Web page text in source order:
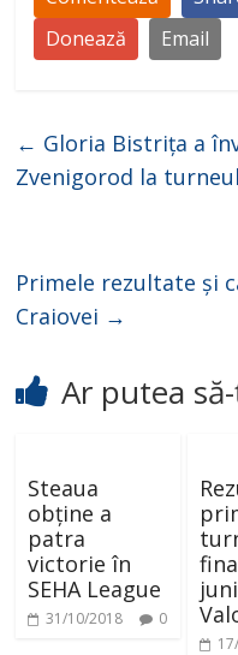
Donează
Email
← Gloria Bistrița a
Zvenigorod la
Primele rezultate și
Craiovei →
Ar putea
Steaua
obține a
patra
victorie în
SEHA League
31/10/2018 0